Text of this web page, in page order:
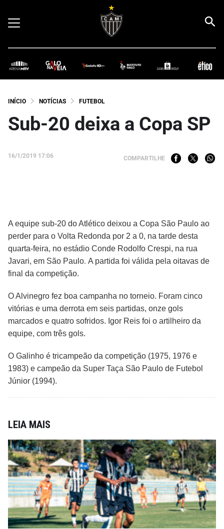
INÍCIO NOTÍCIAS FUTEBOL
Sub-20 deixa a Copa SP
16/1/2019 17:06 COMPARTILHE
A equipe sub-20 do Atlético deixou a Copa São Paulo ao
perder para o Volta Redonda por 2 a 0, na tarde desta
quarta-feira, no estádio Conde Rodolfo Crespi, na rua
Javari, em São Paulo. A partida foi válida pela oitavas de
final da competição.
O Alvinegro fez boa campanha no torneio. Foram cinco
vitórias e uma derrota em seis partidas, onze gols
marcados e quatro sofridos. Igor Reis foi o artilheiro da
equipe, com três gols.
O Galinho é tricampeão da competição (1975, 1976 e
1983) e campeão da Super Taça São Paulo de Futebol
Júnior (1994).
LEIA MAIS